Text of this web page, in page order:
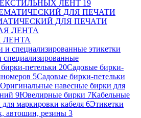
ЛЕНТ 19
ДЛЯ ПЕЧАТИ
петельки 20Садовые бирки-
5Садовые бирки-петельки
Оригинальные навесные бирки для
9Ювелирные бирки 7Кабельные
маркировки кабеля 6Этикетки
автошин, резины 3